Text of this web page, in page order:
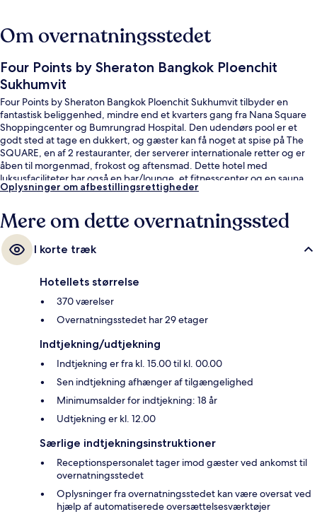
Om overnatningsstedet
Four Points by Sheraton Bangkok Ploenchit
Sukhumvit
Four Points by Sheraton Bangkok Ploenchit Sukhumvit tilbyder en
fantastisk beliggenhed, mindre end et kvarters gang fra Nana Square
Shoppingcenter og Bumrungrad Hospital. Den udendørs pool er et
godt sted at tage en dukkert, og gæster kan få noget at spise på The
SQUARE, en af 2 restauranter, der serverer internationale retter og er
åben til morgenmad, frokost og aftensmad. Dette hotel med
luksusfaciliteter har også en bar/lounge, et fitnesscenter og en sauna.
Rejsende er glade for den korte gåtur til offentlig transport: Ploenchit
væk.
Oplysninger om afbestillingsrettigheder
Mere om dette overnatningssted
I korte træk
Hotellets størrelse
370 værelser
Overnatningsstedet har 29 etager
Indtjekning/udtjekning
Indtjekning er fra kl. 15.00 til kl. 00.00
Sen indtjekning afhænger af tilgængelighed
Minimumsalder for indtjekning: 18 år
Udtjekning er kl. 12.00
Særlige indtjekningsinstruktioner
Receptionspersonalet tager imod gæster ved ankomst til
overnatningsstedet
Oplysninger fra overnatningsstedet kan være oversat ved
hjælp af automatiserede oversættelsesværktøjer